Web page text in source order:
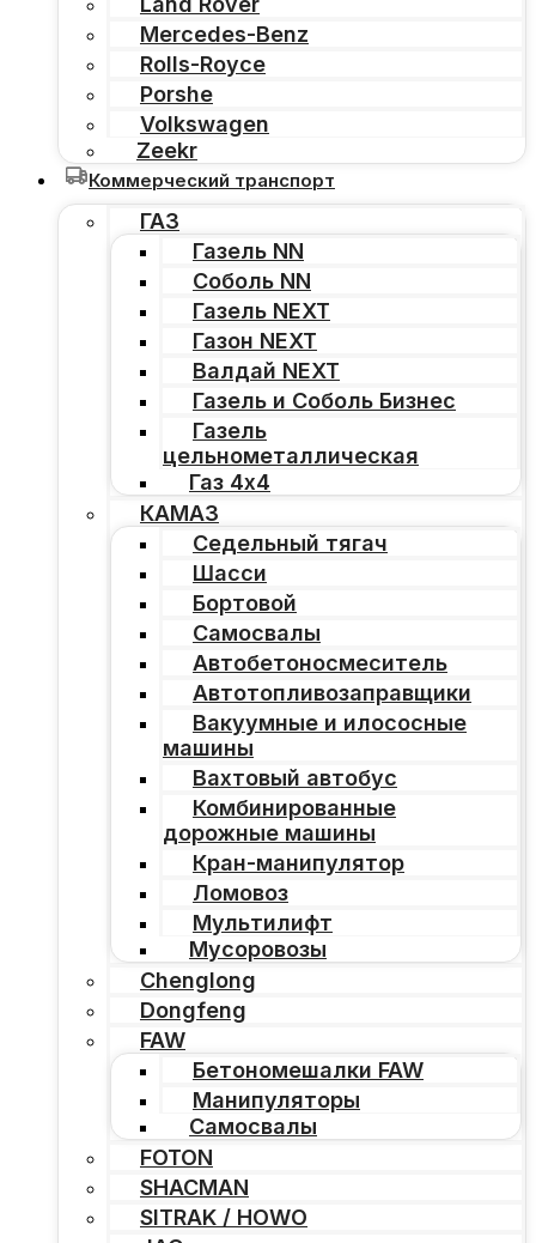
Mercedes-Benz
Rolls-Royce
Porshe
Volkswagen
Zeekr
Коммерческий транспорт
ГАЗ
Газель NN
Соболь NN
Газель NEXT
Газон NEXT
Валдай NEXT
Газель и Соболь Бизнес
Газель
цельнометаллическая
Газ 4х4
КАМАЗ
Седельный тягач
Шасси
Бортовой
Самосвалы
Автобетоносмеситель
Автотопливозаправщики
Вакуумные и илососные
машины
Вахтовый автобус
Комбинированные
дорожные машины
Кран-манипулятор
Ломовоз
Мультилифт
Мусоровозы
Chenglong
Dongfeng
FAW
Бетономешалки FAW
Манипуляторы
Самосвалы
FOTON
SHACMAN
SITRAK / HOWO